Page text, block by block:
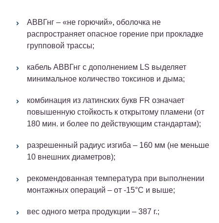
АВВГнг – «не горючий», оболочка не
распространяет опасное горение при прокладке
групповой трассы;
кабель АВВГнг c дополнением LS выделяет
минимальное количество токсинов и дыма;
комбинация из латинских букв FR означает
повышенную стойкость к открытому пламени (от
180 мин. и более по действующим стандартам);
разрешенный радиус изгиба – 160 мм (не меньше
10 внешних диаметров);
рекомендованная температура при выполнении
монтажных операций – от -15°C и выше;
вес одного метра продукции – 387 г.;